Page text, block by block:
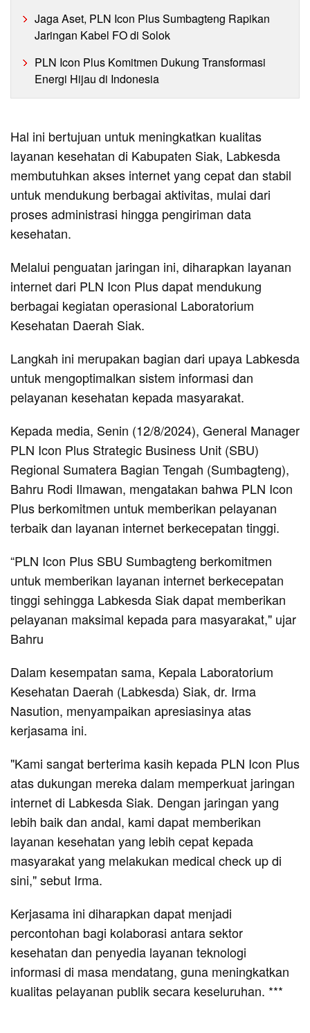
Jaga Aset, PLN Icon Plus Sumbagteng Rapikan
Jaringan Kabel FO di Solok
PLN Icon Plus Komitmen Dukung Transformasi
Energi Hijau di Indonesia
Hal ini bertujuan untuk meningkatkan kualitas
layanan kesehatan di Kabupaten Siak, Labkesda
membutuhkan akses internet yang cepat dan stabil
untuk mendukung berbagai aktivitas, mulai dari
proses administrasi hingga pengiriman data
kesehatan.
Melalui penguatan jaringan ini, diharapkan layanan
internet dari PLN Icon Plus dapat mendukung
berbagai kegiatan operasional Laboratorium
Kesehatan Daerah Siak.
Langkah ini merupakan bagian dari upaya Labkesda
untuk mengoptimalkan sistem informasi dan
pelayanan kesehatan kepada masyarakat.
Kepada media, Senin (12/8/2024), General Manager
PLN Icon Plus Strategic Business Unit (SBU)
Regional Sumatera Bagian Tengah (Sumbagteng),
Bahru Rodi Ilmawan, mengatakan bahwa PLN Icon
Plus berkomitmen untuk memberikan pelayanan
terbaik dan layanan internet berkecepatan tinggi.
“PLN Icon Plus SBU Sumbagteng berkomitmen
untuk memberikan layanan internet berkecepatan
tinggi sehingga Labkesda Siak dapat memberikan
pelayanan maksimal kepada para masyarakat," ujar
Bahru
Dalam kesempatan sama, Kepala Laboratorium
Kesehatan Daerah (Labkesda) Siak, dr. Irma
Nasution, menyampaikan apresiasinya atas
kerjasama ini.
"Kami sangat berterima kasih kepada PLN Icon Plus
atas dukungan mereka dalam memperkuat jaringan
internet di Labkesda Siak. Dengan jaringan yang
lebih baik dan andal, kami dapat memberikan
layanan kesehatan yang lebih cepat kepada
masyarakat yang melakukan medical check up di
sini," sebut Irma.
Kerjasama ini diharapkan dapat menjadi
percontohan bagi kolaborasi antara sektor
kesehatan dan penyedia layanan teknologi
informasi di masa mendatang, guna meningkatkan
kualitas pelayanan publik secara keseluruhan. ***